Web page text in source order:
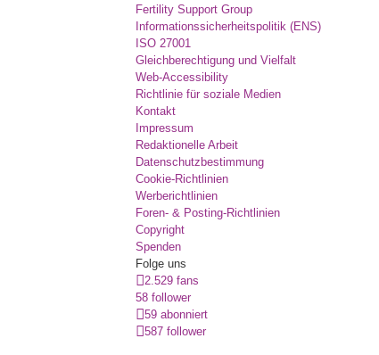
Fertility Support Group
Informationssicherheitspolitik (ENS)
ISO 27001
Gleichberechtigung und Vielfalt
Web-Accessibility
Richtlinie für soziale Medien
Kontakt
Impressum
Redaktionelle Arbeit
Datenschutzbestimmung
Cookie-Richtlinien
Werberichtlinien
Foren- & Posting-Richtlinien
Copyright
Spenden
Folge uns
2.529 fans
58 follower
59 abonniert
587 follower